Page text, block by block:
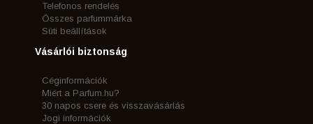
Telefonos rendelés
Összes parfummárka
Süti beállítások
Vásárlói biztonság
Céginformációk
Miért a Parfum.hu?
30 napos csere és visszavásárlás
Jogi információk